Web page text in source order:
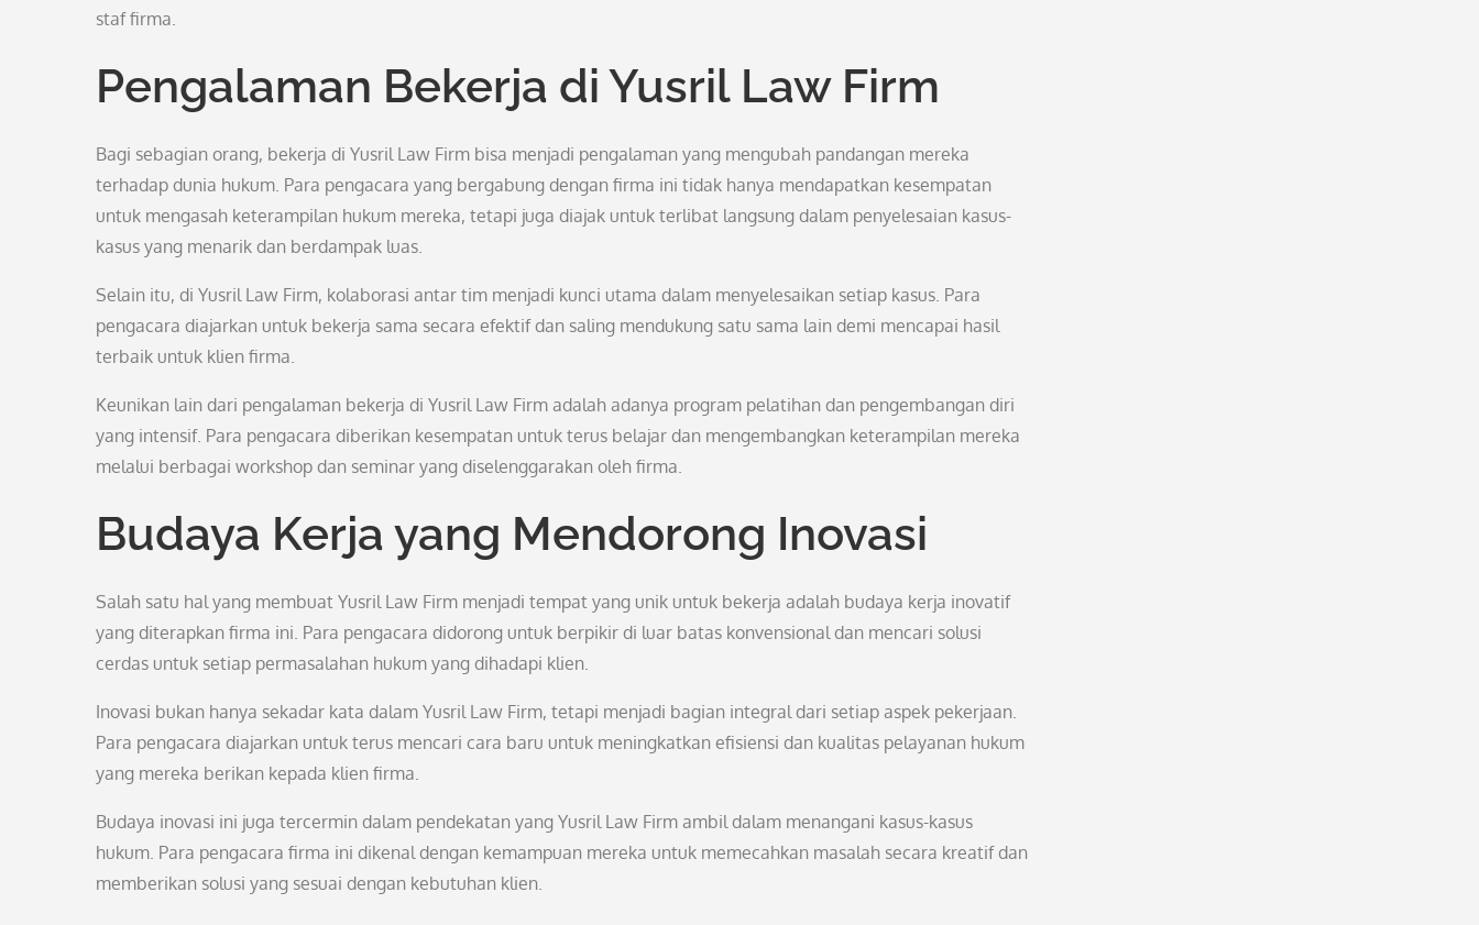
staf firma.
Pengalaman Bekerja di Yusril Law Firm
Bagi sebagian orang, bekerja di Yusril Law Firm bisa menjadi pengalaman yang mengubah pandangan mereka
terhadap dunia hukum. Para pengacara yang bergabung dengan firma ini tidak hanya mendapatkan kesempatan
untuk mengasah keterampilan hukum mereka, tetapi juga diajak untuk terlibat langsung dalam penyelesaian kasus-
kasus yang menarik dan berdampak luas.
Selain itu, di Yusril Law Firm, kolaborasi antar tim menjadi kunci utama dalam menyelesaikan setiap kasus. Para
pengacara diajarkan untuk bekerja sama secara efektif dan saling mendukung satu sama lain demi mencapai hasil
terbaik untuk klien firma.
Keunikan lain dari pengalaman bekerja di Yusril Law Firm adalah adanya program pelatihan dan pengembangan diri
yang intensif. Para pengacara diberikan kesempatan untuk terus belajar dan mengembangkan keterampilan mereka
melalui berbagai workshop dan seminar yang diselenggarakan oleh firma.
Budaya Kerja yang Mendorong Inovasi
Salah satu hal yang membuat Yusril Law Firm menjadi tempat yang unik untuk bekerja adalah budaya kerja inovatif
yang diterapkan firma ini. Para pengacara didorong untuk berpikir di luar batas konvensional dan mencari solusi
cerdas untuk setiap permasalahan hukum yang dihadapi klien.
Inovasi bukan hanya sekadar kata dalam Yusril Law Firm, tetapi menjadi bagian integral dari setiap aspek pekerjaan.
Para pengacara diajarkan untuk terus mencari cara baru untuk meningkatkan efisiensi dan kualitas pelayanan hukum
yang mereka berikan kepada klien firma.
Budaya inovasi ini juga tercermin dalam pendekatan yang Yusril Law Firm ambil dalam menangani kasus-kasus
hukum. Para pengacara firma ini dikenal dengan kemampuan mereka untuk memecahkan masalah secara kreatif dan
memberikan solusi yang sesuai dengan kebutuhan klien.